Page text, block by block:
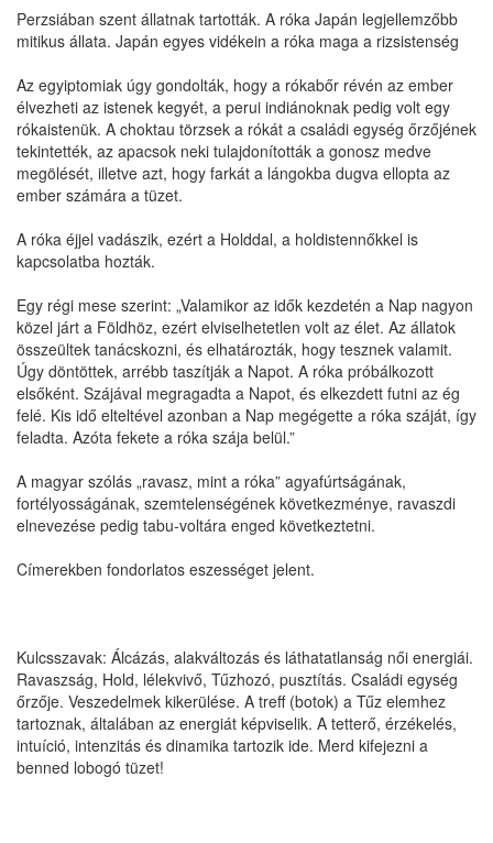
Perzsiában szent állatnak tartották. A róka Japán legjellemzőbb
mitikus állata. Japán egyes vidékein a róka maga a rizsistenség
Az egyiptomiak úgy gondolták, hogy a rókabőr révén az ember
élvezheti az istenek kegyét, a perui indiánoknak pedig volt egy
rókaistenük. A choktau törzsek a rókát a családi egység őrzőjének
tekintették, az apacsok neki tulajdonították a gonosz medve
megölését, illetve azt, hogy farkát a lángokba dugva ellopta az
ember számára a tüzet.
A róka éjjel vadászik, ezért a Holddal, a holdistennőkkel is
kapcsolatba hozták.
Egy régi mese szerint: „Valamikor az idők kezdetén a Nap nagyon
közel járt a Földhöz, ezért elviselhetetlen volt az élet. Az állatok
összeültek tanácskozni, és elhatározták, hogy tesznek valamit.
Úgy döntöttek, arrébb taszítják a Napot. A róka próbálkozott
elsőként. Szájával megragadta a Napot, és elkezdett futni az ég
felé. Kis idő elteltével azonban a Nap megégette a róka száját, így
feladta. Azóta fekete a róka szája belül.”
A magyar szólás „ravasz, mint a róka” agyafúrtságának,
fortélyosságának, szemtelenségének következménye, ravaszdi
elnevezése pedig tabu-voltára enged következtetni.
Címerekben fondorlatos eszességet jelent.
Kulcsszavak: Álcázás, alakváltozás és láthatatlanság női energiái.
Ravaszság, Hold, lélekvivő, Tűzhozó, pusztítás. Családi egység
őrzője. Veszedelmek kikerülése. A treff (botok) a Tűz elemhez
tartoznak, általában az energiát képviselik. A tetterő, érzékelés,
intuíció, intenzitás és dinamika tartozik ide. Merd kifejezni a
benned lobogó tüzet!